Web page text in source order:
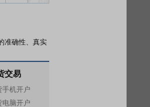
准确性、真实
交易
手机开户
电脑开户